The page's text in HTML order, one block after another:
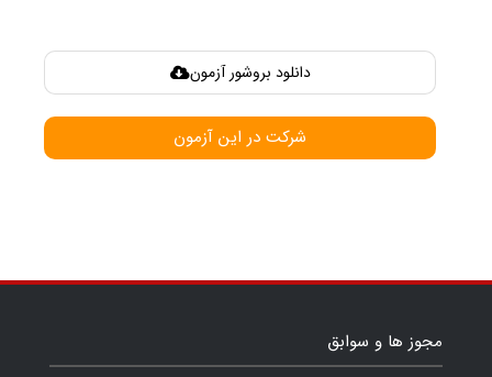
دانلود بروشور آزمون
شرکت در این آزمون
مجوز ها و سوابق